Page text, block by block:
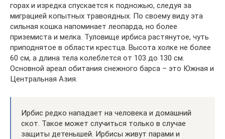
горах и изредка спускается к подножью, следуя за
миграцией копытных травоядных. По своему виду эта
сильная кошка напоминает леопарда, но более
приземиста и мелка. Туловище ирбиса растянутое, чуть
приподнятое в области крестца. Высота холке не более
60 см, а длина тела колеблется от 103 до 130 см.
Основной ареал обитания снежного барса – это Южная и
Центральная Азия.
Ирбис редко нападает на человека и домашний
скот. Такое может случиться только в случае
защиты детенышей. Ирбисы живут парами и